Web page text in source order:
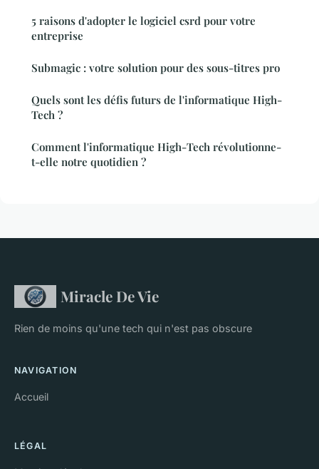
5 raisons d'adopter le logiciel csrd pour votre
entreprise
Submagic : votre solution pour des sous-titres pro
Quels sont les défis futurs de l'informatique High-
Tech ?
Comment l'informatique High-Tech révolutionne-
t-elle notre quotidien ?
Miracle De Vie
Rien de moins qu'une tech qui n'est pas obscure
NAVIGATION
Accueil
LÉGAL